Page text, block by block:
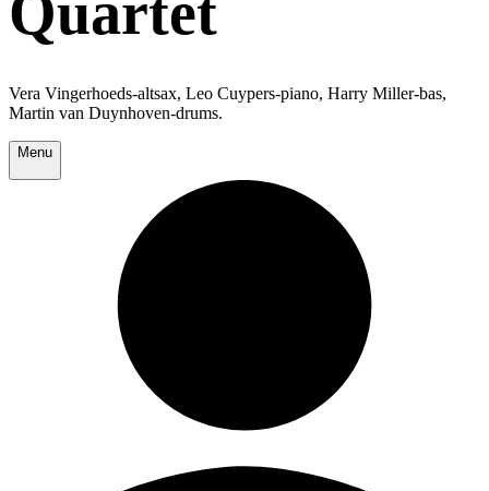
Vera Vingerhoeds-altsax, Leo Cuypers-piano, Harry Miller-bas,
Martin van Duynhoven-drums.
Menu